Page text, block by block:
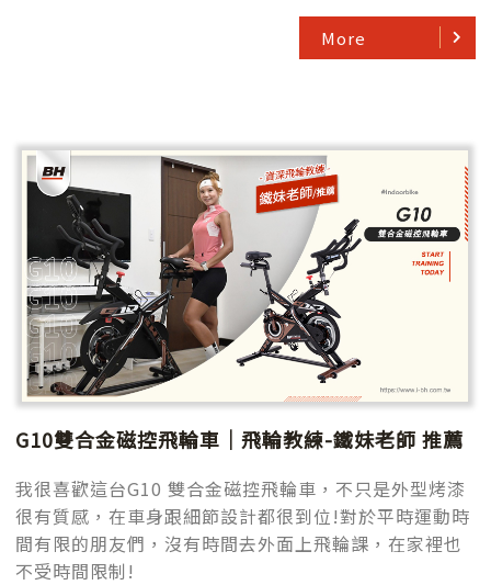
More
G10雙合金磁控飛輪車｜飛輪教練-鐵妹老師 推薦
我很喜歡這台G10 雙合金磁控飛輪車，不只是外型烤漆
很有質感，在車身跟細節設計都很到位!對於平時運動時
間有限的朋友們，沒有時間去外面上飛輪課，在家裡也
不受時間限制!